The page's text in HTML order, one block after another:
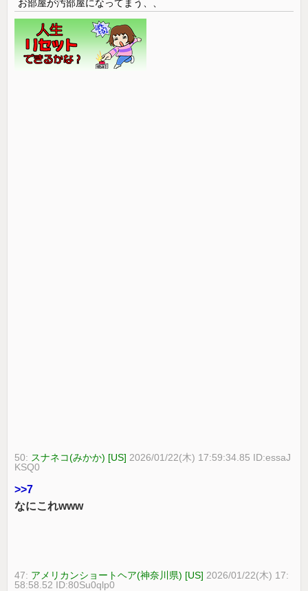
お部屋が汚部屋になってまう、、
50: スナネコ(みかか) [US] 2026/01/22(木) 17:59:34.85 ID:essaJ
KSQ0
>>7
なにこれwww
47: アメリカンショートヘア(神奈川県) [US] 2026/01/22(木) 17:
58:58.52 ID:80Su0qlp0